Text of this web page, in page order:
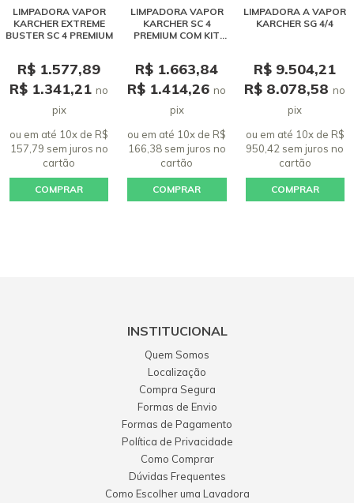
Adauto Batista costa
04 setembro 2025 - 19:33
LIMPADORA VAPOR
KARCHER EXTREME
BUSTER SC 4 PREMIUM
R$ 1.577,89
R$ 1.341,21no
pix
ou em até 10x de R$
157,79 sem juros no
cartão
COMPRAR
LIMPADORA VAPOR
KARCHER SC 4
PREMIUM COM KIT
R$ 1.663,84
R$ 1.414,26no
pix
ou em até 10x de R$
166,38 sem juros no
cartão
COMPRAR
LIMPADORA A VAPOR
KARCHER SG 4/4
R$ 9.504,21
R$ 8.078,58no
pix
ou em até 10x de R$
950,42 sem jurosno
cartão
COMPRAR
INSTITUCIONAL
Quem Somos
Localização
Compra Segura
Formas de Envio
Formas de Pagamento
Política de Privacidade
Como Comprar
Dúvidas Frequentes
Como Escolher uma Lavadora